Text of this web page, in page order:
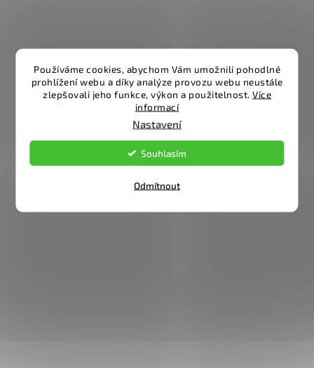
Používáme cookies, abychom Vám umožnili pohodlné
prohlížení webu a díky analýze provozu webu neustále
zlepšovali jeho funkce, výkon a použitelnost. Více
informací
Nastavení
Odmítnout
Souhlasím